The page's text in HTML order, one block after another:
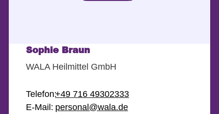
Sophie Braun
WALA Heilmittel GmbH
Telefon:+49 716 49302333
E-Mail: personal@wala.de